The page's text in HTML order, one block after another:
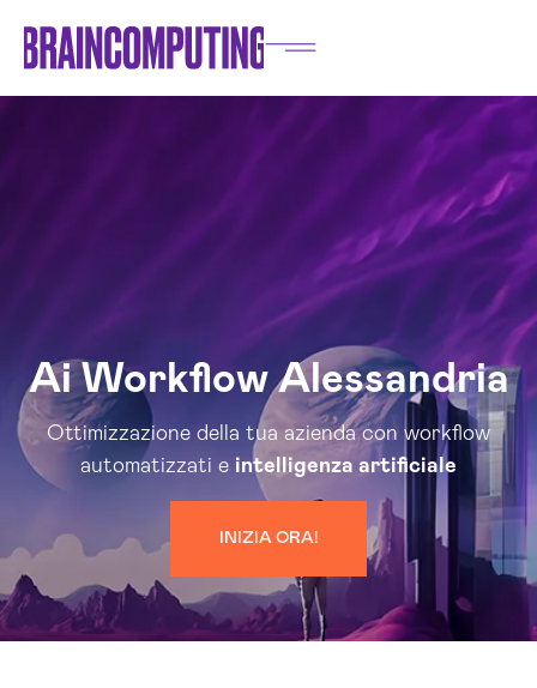
Ai Workflow Alessandria
Ottimizzazione della tua azienda con workflow
automatizzati e intelligenza artificiale
INIZIA ORA!